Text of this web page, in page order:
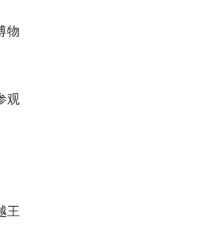
物
观
王